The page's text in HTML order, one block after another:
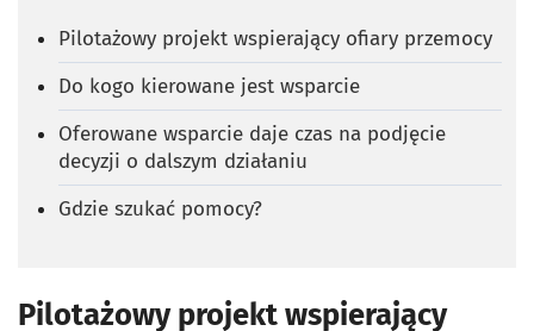
Pilotażowy projekt wspierający ofiary przemocy
Do kogo kierowane jest wsparcie
Oferowane wsparcie daje czas na podjęcie
decyzji o dalszym działaniu
Gdzie szukać pomocy?
Pilotażowy projekt wspierający